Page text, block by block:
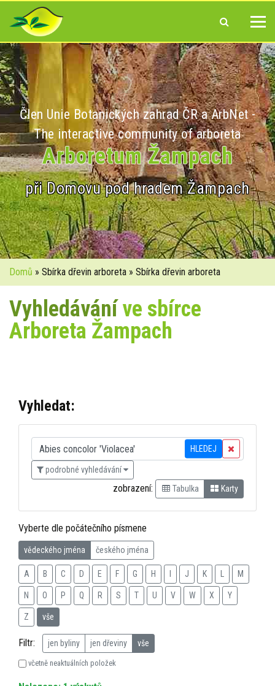
Člen Unie Botanických zahrad ČR a ArbNet -
The interactive community of arboreta
Arboretum Žampach
při Domovu pod hradem Žampach
Domů » Sbírka dřevin arboreta » Sbírka dřevin arboreta
Vyhledáváníve sbírce
Arboreta Žampach
Vyhledat:
HLEDEJ
podrobné vyhledávání
zobrazení: Tabulka Karty
Vyberte dle počátečního písmene
vědeckého jména českého jména
A B C D E F G H J K M
N O P Q R S T U V W X Y
Z vše
Filtr: jen byliny jen dřeviny vše
včetně neaktuálních položek